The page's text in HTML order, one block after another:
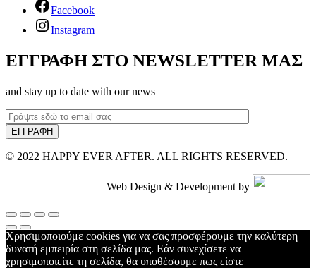
Facebook
Instagram
ΕΓΓΡΑΦΗ ΣΤΟ NEWSLETTER ΜΑΣ
and stay up to date with our news
© 2022 HAPPY EVER AFTER. ALL RIGHTS RESERVED.
Web Design & Development by
Χρησιμοποιούμε cookies για να σας προσφέρουμε την καλύτερη
δυνατή εμπειρία στη σελίδα μας. Εάν συνεχίσετε να
χρησιμοποιείτε τη σελίδα, θα υποθέσουμε πως είστε